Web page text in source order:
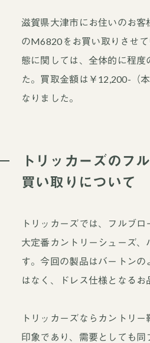
滋賀県大津市にお住いのお
のM6820をお買い取りさせ
態に関しては、全体的に程度
た。買取金額は￥12,200-（
なりました。
トリッカーズのフ
買い取りについて
トリッカーズでは、フルブ
大定番カントリーシューズ、
す。今回の製品はバートン
はなく、ドレス仕様となるお
トリッカーズならカントリ
印象であり、需要としても同